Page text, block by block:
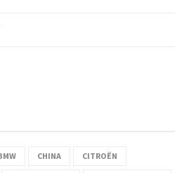
CHINA CITROËN